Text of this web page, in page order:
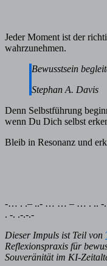
Jeder Moment ist der
wahrzunehmen.
Bewusstsein
Stephan A. Davis
Denn Selbstführung
wenn Du Dich selbst
Bleib in Resonanz und
-… . .– ..- … … – … . .. -. /
. -. .-.-.-
Dieser Impuls ist Teil von
Reflexionspraxis für
Souveränität im KI-